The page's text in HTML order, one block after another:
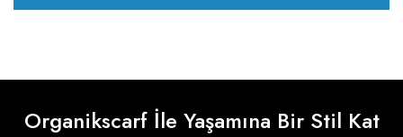
Organikscarf İle Yaşamına Bir Stil Kat